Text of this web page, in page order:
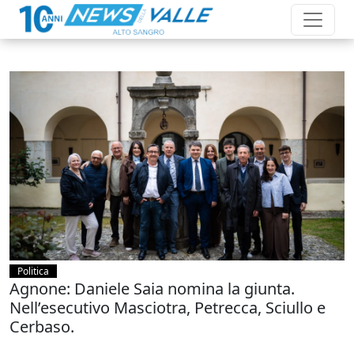
Politica
Agnone: Daniele Saia nomina la giunta.
Nell’esecutivo Masciotra, Petrecca, Sciullo e
Cerbaso.